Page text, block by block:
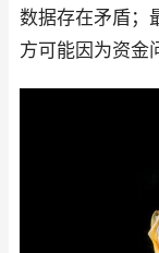
数据存在矛盾；
方可能因为资金